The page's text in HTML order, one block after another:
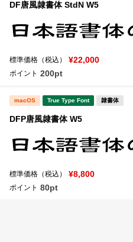
キャンペーン一覧
新着一覧
マイページ
お気に入り
宋朝体
教科書体
DF唐風隷書体 StdN W5
標準価格（税込） ¥22,000
ポイント 200pt
macOS True Type Font 隷書体
DFP唐風隷書体 W5
標準価格（税込） ¥8,800
ポイント 80pt